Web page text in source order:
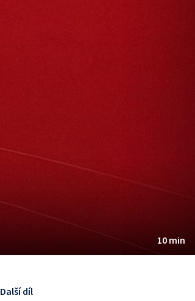
10 min
Další díl